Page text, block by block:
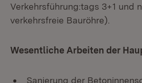
Verkehrsführung:tags 3+1 und
verkehrsfreie Bauröhre).
Wesentliche Arbeiten der
Sanierung der